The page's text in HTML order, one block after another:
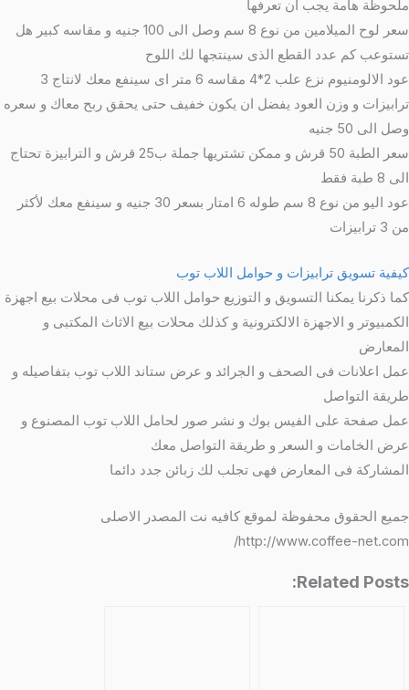
ملحوظة هامة يجب ان تعرفها
سعر لوح الميلامين من نوع 8 سم وصل الى 100 جنيه و مقاسه كبير هل
تستوعب كم عدد القطع الذى سينتجها لك اللوح
عود الالومنيوم نزع علب 2*4 مقاسه 6 متر اى سينفع معك لانتاج 3
ترابيزات و وزن العود يفضل ان يكون خفيف حتى يحقق ربح معاك و سعره
وصل الى 50 جنيه
سعر الطبة 50 قرش و ممكن تشتريها جملة ب25 قرش و الترابيزة تحتاج
الى 8 طبة فقط
عود اليو من نوع 8 سم طوله 6 امتار بسعر 30 جنيه و سينفع معك لأكثر
من 3 ترابيزات
كيفية تسويق ترابيزات و حوامل اللاب توب
كما ذكرنا يمكنا التسويق و التوزيع حوامل اللاب توب فى محلات بيع اجهزة
الكمبيوتر و الاجهزة الالكترونية و كذلك محلات بيع الاثاث المكتبى و
المعارض
عمل اعلانات فى الصحف و الجرائد و عرض ستاند اللاب توب بتفاصيله و
طريقة التواصل
عمل صفحة على الفيس بوك و نشر صور لحامل اللاب توب المصنوع و
عرض الخامات و السعر و طريقة التواصل معك
المشاركة فى المعارض فهى تجلب لك زبائن جدد دائما
جميع الحقوق محفوظة لموقع كافيه نت المصدر الاصلى
http://www.coffee-net.com/
Related Posts: